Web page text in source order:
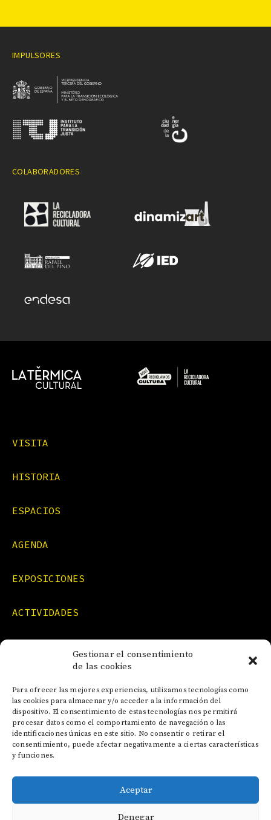
Gestionar el consentimiento
de las cookies
Para ofrecer las mejores experiencias, utilizamos tecnologías como
las cookies para almacenar y/o acceder a la información del
dispositivo. El consentimiento de estas tecnologías nos permitirá
procesar datos como el comportamiento de navegación o las
identificaciones únicas en este sitio. No consentir o retirar el
consentimiento, puede afectar negativamente a ciertas características
y funciones.
Aceptar
Denegar
IMPULSORES
COLABORADORES
VISITA
HISTORIA
ESPACIOS
AGENDA
EXPOSICIONES
ACTIVIDADES
CONTACTO